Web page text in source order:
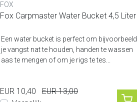
FOX
Fox Carpmaster Water Bucket 4,5 Liter
Een water bucket is perfect om bijvoorbeeld
je vangst nat te houden, handen te wassen
aas te mengen of om je rigs te tes...
EUR 10,40
EUR 13,00